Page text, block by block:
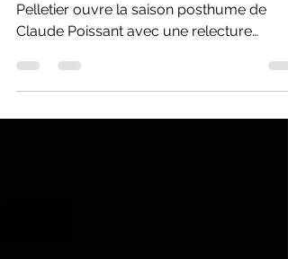
Jusqu'au 18 octobre, le Théâtre Denise-
Pelletier ouvre la saison posthume de
Claude Poissant avec une relecture